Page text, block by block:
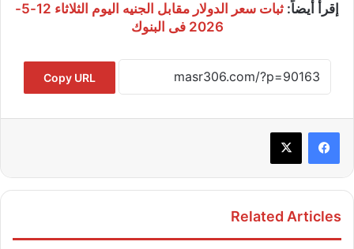
إقرأ أيضاً:
ثبات سعر الدولار مقابل الجنيه اليوم الثلاثاء 12-5-
2026 فى البنوك
Copy URL
Related Articles